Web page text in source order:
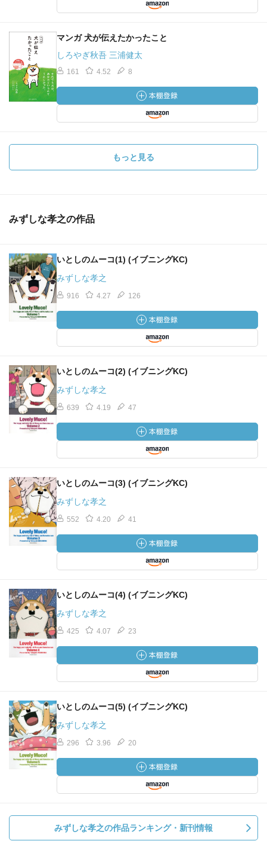
マンガ 犬が伝えたかったこと
しろやぎ秋吾 三浦健太
161 4.52 8
もっと見る
みずしな孝之の作品
いとしのムーコ(1) (イブニングKC)
みずしな孝之
916 4.27 126
いとしのムーコ(2) (イブニングKC)
みずしな孝之
639 4.19 47
いとしのムーコ(3) (イブニングKC)
みずしな孝之
552 4.20 41
いとしのムーコ(4) (イブニングKC)
みずしな孝之
425 4.07 23
いとしのムーコ(5) (イブニングKC)
みずしな孝之
296 3.96 20
みずしな孝之の作品ランキング・新刊情報